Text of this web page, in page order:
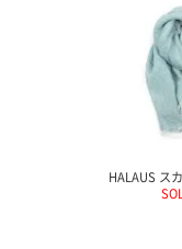
HALAUS ス